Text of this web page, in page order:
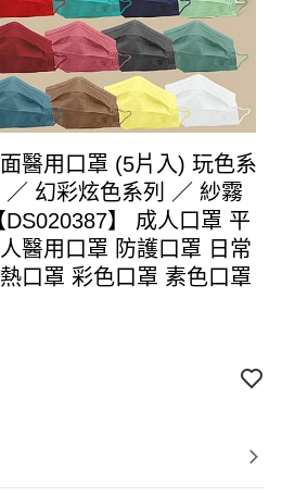
醫用口罩 (5片入) 玩色系
幻彩炫色系列 ／ 紗霧
】 成人口罩 平
醫用口罩 防護口罩 日常
口罩 彩色口罩 素色口罩